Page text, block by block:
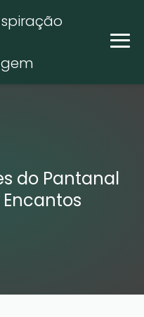
do Pantanal
Encantos